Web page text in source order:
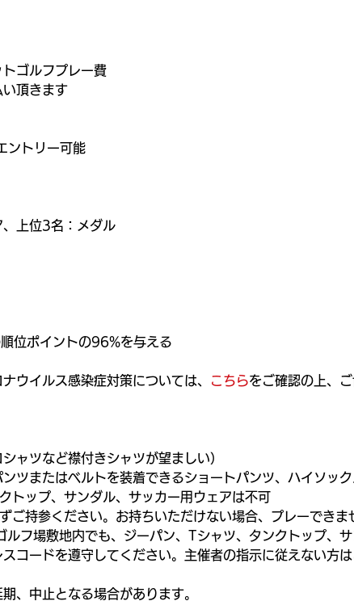
ゴルフプレー費
頂きます
ントリー可能
上位3名：メダル
位ポイントの96%を与える
ウイルス感染症対策については、
こちらをご確認の上、
ャツなど襟付きシャツが望ましい）
ツまたはベルトを装着できるショートパンツ、ハイソック
トップ、サンダル、サッカー用ウェアは不可
ご持参ください。お持ちいただけない場合、プレーできま
ルフ場敷地内でも、ジーパン、Tシャツ、タンクトップ、
コードを遵守してください。主催者の指示に従えない方は
、中止となる場合があります。